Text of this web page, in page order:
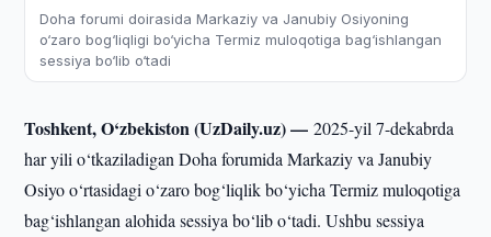
Doha forumi doirasida Markaziy va Janubiy Osiyoning
o‘zaro bog‘liqligi bo‘yicha Termiz muloqotiga bag‘ishlangan
sessiya bo‘lib o‘tadi
Toshkent, O‘zbekiston (UzDaily.uz) —2025-yil 7-dekabrda
har yili o‘tkaziladigan Doha forumida Markaziy va Janubiy
Osiyo o‘rtasidagi o‘zaro bog‘liqlik bo‘yicha Termiz muloqotiga
bag‘ishlangan alohida sessiya bo‘lib o‘tadi. Ushbu sessiya